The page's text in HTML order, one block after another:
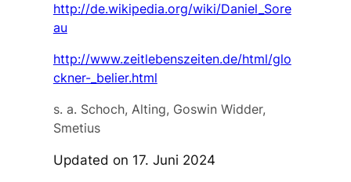
http://de.wikipedia.org/wiki/Daniel_Sore
au
http://www.zeitlebenszeiten.de/html/glo
ckner-_belier.html
s. a. Schoch, Alting, Goswin Widder,
Smetius
Updated on 17. Juni 2024